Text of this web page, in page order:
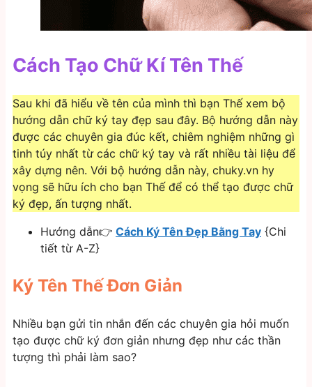
Cách Tạo Chữ Kí Tên Thế
Sau khi đã hiểu về tên của mình thì bạn Thế xem bộ
hướng dẫn chữ ký tay đẹp sau đây. Bộ hướng dẫn này
được các chuyên gia đúc kết, chiêm nghiệm những gì
tinh túy nhất từ các chữ ký tay và rất nhiều tài liệu để
xây dựng nên. Với bộ hướng dẫn này, chuky.vn hy
vọng sẽ hữu ích cho bạn Thế để có thể tạo được chữ
ký đẹp, ấn tượng nhất.
Hướng dẫn👉 Cách Ký Tên Đẹp Bằng Tay {Chi
tiết từ A-Z}
Ký Tên Thế Đơn Giản
Nhiều bạn gửi tin nhắn đến các chuyên gia hỏi muốn
tạo được chữ ký đơn giản nhưng đẹp như các thần
tượng thì phải làm sao?